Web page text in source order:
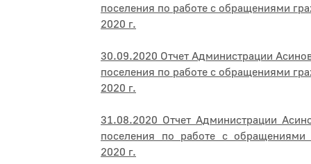
поселения по работе с обращениями
2020 г.
30.09.2020 Отчет Администрации
поселения по работе с обращениями
2020 г.
31.08.2020 Отчет Администрации
поселения по работе с обращениями
2020 г.